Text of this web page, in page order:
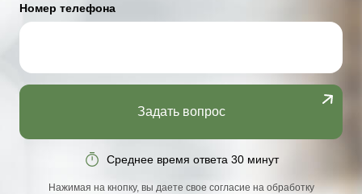
Номер телефона
Задать вопрос
Среднее время ответа 30 минут
Нажимая на кнопку, вы даете свое согласие на обработку